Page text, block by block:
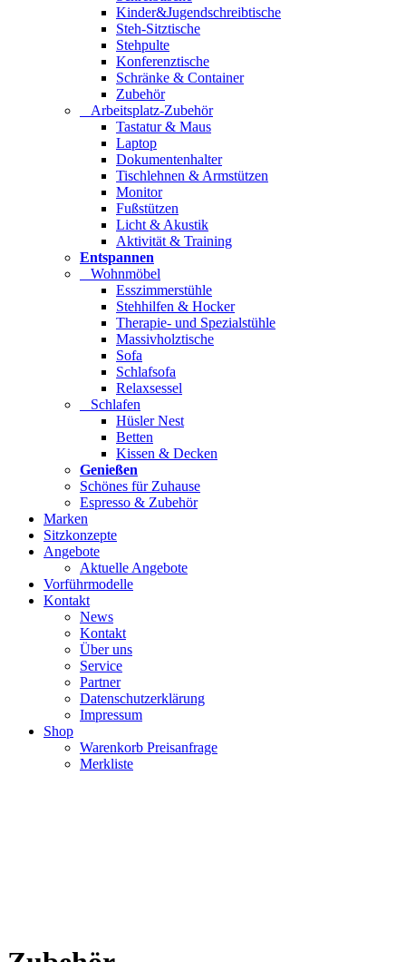
Kinder&Jugendschreibtische
Steh-Sitztische
Stehpulte
Konferenztische
Schränke & Container
Zubehör
Arbeitsplatz-Zubehör
Tastatur & Maus
Laptop
Dokumentenhalter
Tischlehnen & Armstützen
Monitor
Fußstützen
Licht & Akustik
Aktivität & Training
Entspannen
Wohnmöbel
Esszimmerstühle
Stehhilfen & Hocker
Therapie- und Spezialstühle
Massivholztische
Sofa
Schlafsofa
Relaxsessel
Schlafen
Hüsler Nest
Betten
Kissen & Decken
Genießen
Schönes für Zuhause
Espresso & Zubehör
Marken
Sitzkonzepte
Angebote
Aktuelle Angebote
Vorführmodelle
Kontakt
News
Kontakt
Über uns
Service
Partner
Datenschutzerklärung
Impressum
Shop
Warenkorb Preisanfrage
Merkliste